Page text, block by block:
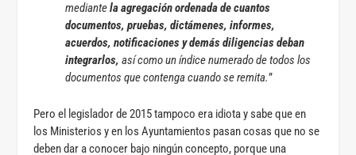
mediantela agregación ordenada de cuantos
documentos, pruebas, dictámenes, informes,
acuerdos, notificaciones y demás diligencias deban
integrarlos, así como un índice numerado de todos los
documentos que contenga cuando se remita.”
Pero el legislador de 2015 tampoco era idiota y sabe que en
los Ministerios y en los Ayuntamientos pasan cosas que no se
deben dar a conocer bajo ningún concepto, porque una